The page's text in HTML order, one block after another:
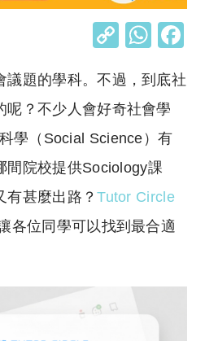
C
p
y
Li
n
k
W
at
s
A
p
議題的學科。不過，到底社
呢？不少人會好奇社會學
學（Social Science）有
間院校提供Sociology課
有甚麼出路？Tutor Circle
各位同學可以找到最合適